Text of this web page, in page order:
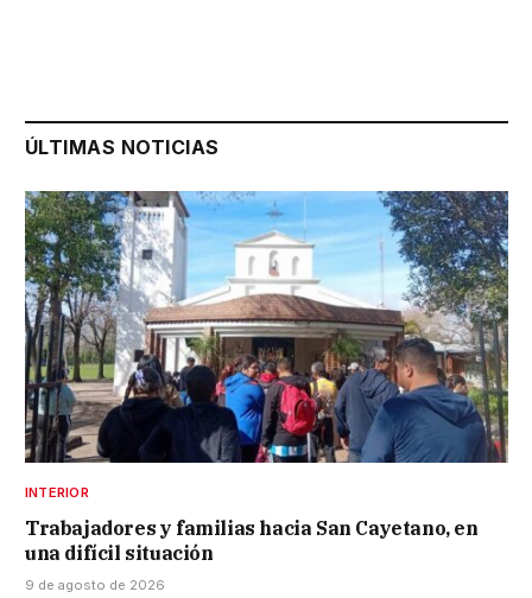
ÚLTIMAS NOTICIAS
INTERIOR
Trabajadores y familias hacia San Cayetano, en
una difícil situación
9 de agosto de 2026